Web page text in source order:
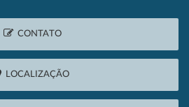
CONTATO
LOCALIZAÇÃO